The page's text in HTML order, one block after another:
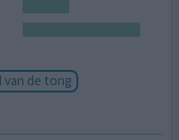
de tong